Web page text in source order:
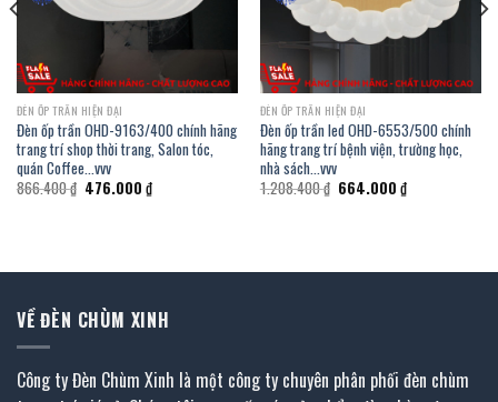
ĐÈN ỐP TRẦN HIỆN ĐẠI
Đèn ốp trần OHD-9163/400 chính hãng
trang trí shop thời trang, Salon tóc,
quán Coffee…vvv
866.400₫ Giá
gốc
476.000 ₫Giá
hiện
ĐÈN ỐP TRẦN HIỆN ĐẠI
Đèn ốp trần led OHD-6553/500 chính
hãng trang trí bệnh viện, trường học,
nhà sách…vvv
1.208.400₫ Giá
gốc
664.000 ₫Giá
hiện
VỀ ĐÈN CHÙM XINH
Công ty Đèn Chùm Xinh là một công ty chuyên phân phối đèn chùm